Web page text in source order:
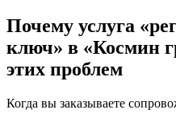
Почему услуга
ключ» в «Космин
этих проблем
Когда вы заказываете